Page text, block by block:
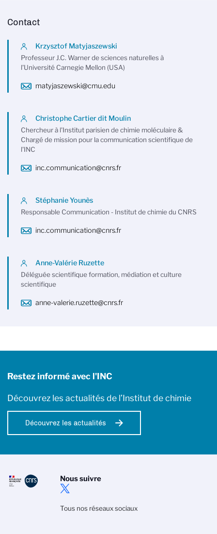
Contact
Krzysztof Matyjaszewski
Professeur J.C. Warner de sciences naturelles à
l'Université Carnegie Mellon (USA)
matyjaszewski@cmu.edu
Christophe Cartier dit Moulin
Chercheur à l'Institut parisien de chimie moléculaire &
Chargé de mission pour la communication scientifique de
l'INC
inc.communication@cnrs.fr
Stéphanie Younès
Responsable Communication - Institut de chimie du CNRS
inc.communication@cnrs.fr
Anne-Valérie Ruzette
Déléguée scientifique formation, médiation et culture
scientifique
anne-valerie.ruzette@cnrs.fr
Restez informé avec l'INC
Découvrez les actualités de l’Institut de chimie
Découvrez les actualités
Nous suivre
Tous nos réseaux sociaux